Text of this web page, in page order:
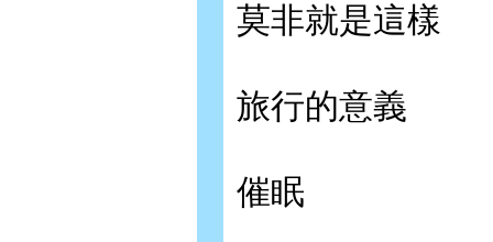
莫非就是這樣
旅行的意義
催眠